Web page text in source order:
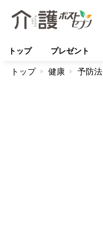
トップ プレゼント
トップ 健康 予防法